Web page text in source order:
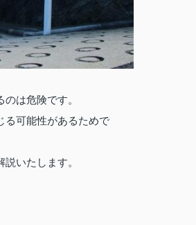
は危険です。
る可能性があるためで
いたします。